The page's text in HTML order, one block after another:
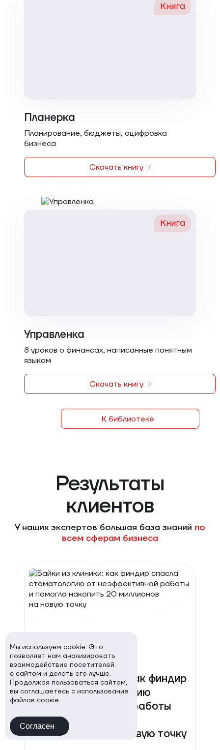
Книга
Планерка
Планирование, бюджеты, оцифровка
бизнеса
Скачать книгу
Книга
Управленка
8 уроков о финансах, написанные понятным
языком
Скачать книгу
К библиотеке
Результаты
клиентов
У наших экспертов большая база знаний по
всем сферам бизнеса
06.03.2026
Байки из клиники: как финдир
спасла стоматологию
от неэффективной работы
и помогла накопить
20 миллионов на новую точку
Мы используем cookie. Это
позволяет нам анализировать
взаимодействие посетителей
с сайтом и делать его лучше.
Продолжая пользоваться сайтом,
вы соглашаетесь с использование
файлов соокіе
Согласен